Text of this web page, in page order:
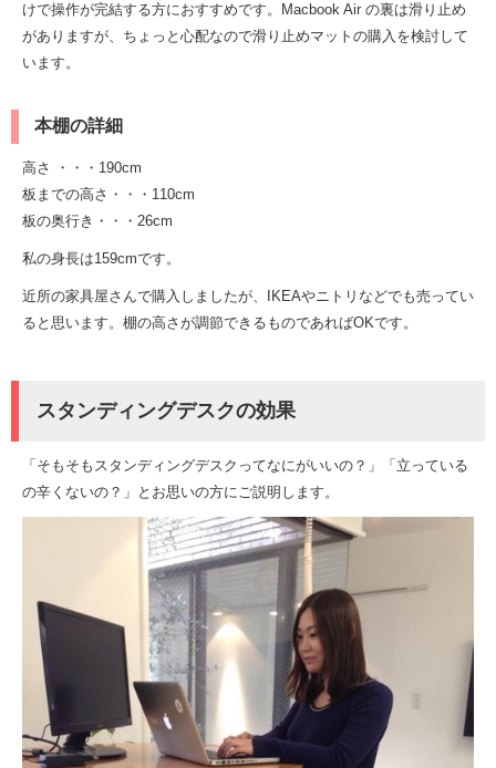
けで操作が完結する方におすすめです。Macbook Air の裏は滑り止め
がありますが、ちょっと心配なので滑り止めマットの購入を検討して
います。
本棚の詳細
高さ ・・・190cm
板までの高さ・・・110cm
板の奥行き・・・26cm
私の身長は159cmです。
近所の家具屋さんで購入しましたが、IKEAやニトリなどでも売ってい
ると思います。棚の高さが調節できるものであればOKです。
スタンディングデスクの効果
「そもそもスタンディングデスクってなにがいいの？」「立っている
の辛くないの？」とお思いの方にご説明します。